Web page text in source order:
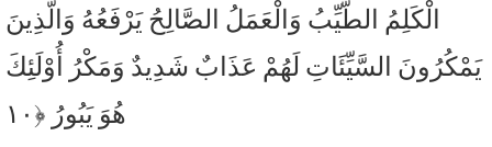
الْكَلِمُ الطَّيِّبُ وَالْعَمَلُ الصَّالِحُ يَرْفَعُهُ وَالَّذِينَ
يَمْكُرُونَ السَّيِّئَاتِ لَهُمْ عَذَابٌ شَدِيدٌ وَمَكْرُ أُوْلَئِكَ
هُوَ يَبُورُ ﴿١٠